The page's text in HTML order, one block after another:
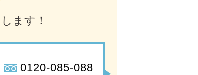
ます！
0120-085-088